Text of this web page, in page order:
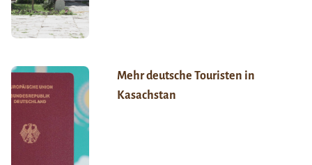
Mehr deutsche Touristen in
Kasachstan